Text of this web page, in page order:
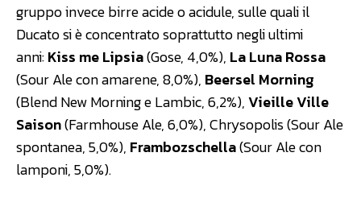
gruppo invece birre acide o acidule, sulle quali il
Ducato si è concentrato soprattutto negli ultimi
anni:Kiss me Lipsia(Gose, 4,0%), La Luna Rossa
(Sour Ale con amarene, 8,0%), Beersel Morning
(Blend New Morning e Lambic, 6,2%),Vieille Ville
Saison(Farmhouse Ale, 6,0%), Chrysopolis (Sour Ale
spontanea, 5,0%), Frambozschella(Sour Ale con
lamponi, 5,0%).